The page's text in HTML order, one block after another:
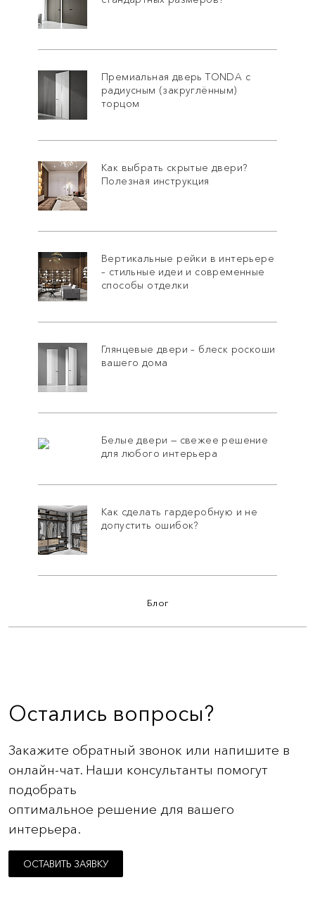
Премиальная дверь TONDA с
радиусным (закруглённым)
торцом
Как выбрать скрытые двери?
Полезная инструкция
Вертикальные рейки в интерьере
– стильные идеи и современные
способы отделки
Глянцевые двери – блеск роскоши
вашего дома
Белые двери — свежее решение
для любого интерьера
Как сделать гардеробную и не
допустить ошибок?
Блог
Остались вопросы?
Закажите обратный звонок или напишите в
онлайн-чат. Наши консультанты помогут
подобрать
оптимальное решение для вашего
интерьера.
ОСТАВИТЬ ЗАЯВКУ